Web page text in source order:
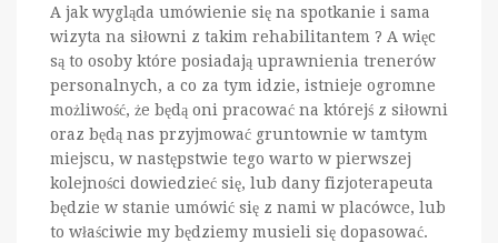
A jak wygląda umówienie się na spotkanie i sama
wizyta na siłowni z takim rehabilitantem ? A więc
są to osoby które posiadają uprawnienia trenerów
personalnych, a co za tym idzie, istnieje ogromne
możliwość, że będą oni pracować na którejś z siłowni
oraz będą nas przyjmować gruntownie w tamtym
miejscu, w następstwie tego warto w pierwszej
kolejności dowiedzieć się, lub dany fizjoterapeuta
będzie w stanie umówić się z nami w placówce, lub
to właściwie my będziemy musieli się dopasować.